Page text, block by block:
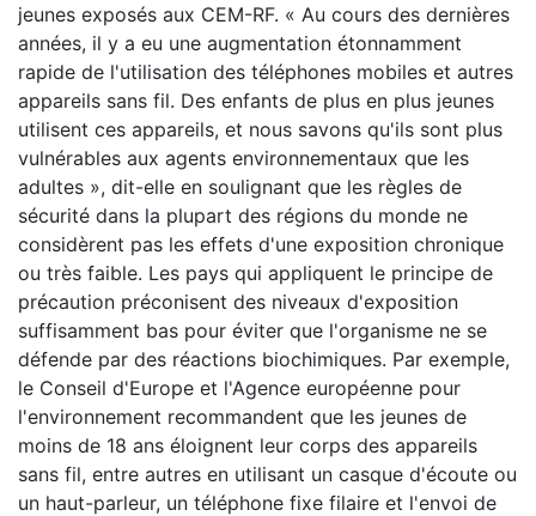
jeunes exposés aux CEM-RF. « Au cours des dernières
années, il y a eu une augmentation étonnamment
rapide de l'utilisation des téléphones mobiles et autres
appareils sans fil. Des enfants de plus en plus jeunes
utilisent ces appareils, et nous savons qu'ils sont plus
vulnérables aux agents environnementaux que les
adultes », dit-elle en soulignant que les règles de
sécurité dans la plupart des régions du monde ne
considèrent pas les effets d'une exposition chronique
ou très faible. Les pays qui appliquent le principe de
précaution préconisent des niveaux d'exposition
suffisamment bas pour éviter que l'organisme ne se
défende par des réactions biochimiques. Par exemple,
le Conseil d'Europe et l'Agence européenne pour
l'environnement recommandent que les jeunes de
moins de 18 ans éloignent leur corps des appareils
sans fil, entre autres en utilisant un casque d'écoute ou
un haut-parleur, un téléphone fixe filaire et l'envoi de